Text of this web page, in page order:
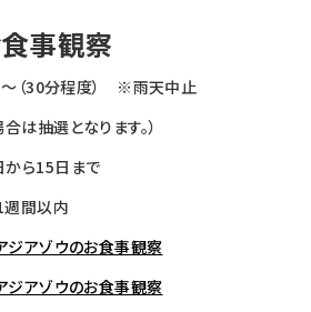
事観察
（30分程度） ※雨天中止
は抽選となります。）
から15日まで
週間以内
ジアゾウのお食事観察
ジアゾウのお食事観察